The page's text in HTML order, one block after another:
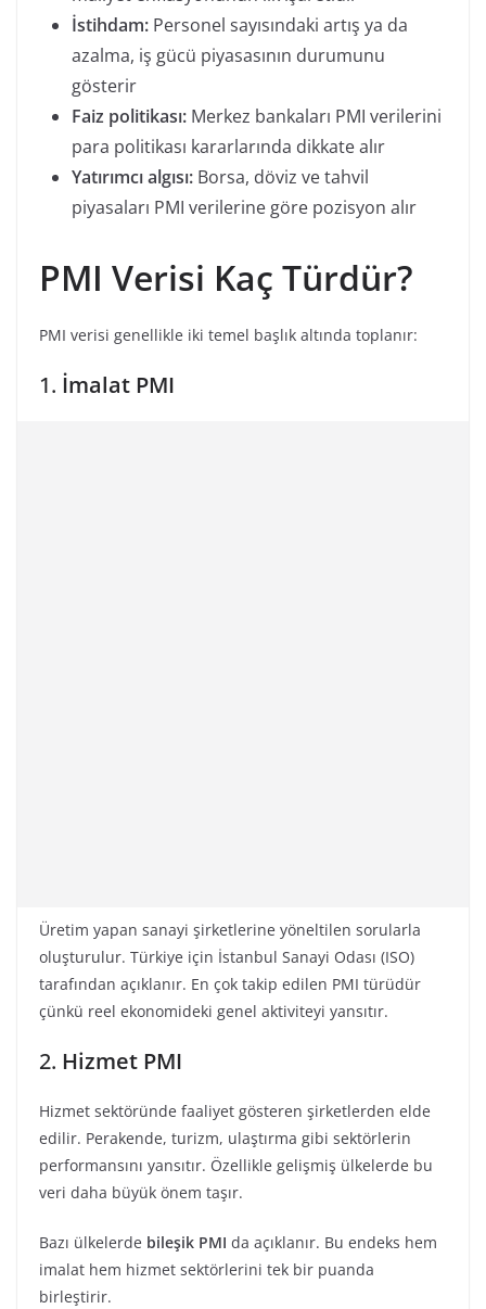
İstihdam: Personel sayısındaki artış ya da
azalma, iş gücü piyasasının durumunu
gösterir
Faiz politikası: Merkez bankaları PMI verilerini
para politikası kararlarında dikkate alır
Yatırımcı algısı: Borsa, döviz ve tahvil
piyasaları PMI verilerine göre pozisyon alır
PMI Verisi Kaç Türdür?
PMI verisi genellikle iki temel başlık altında toplanır:
1. İmalat PMI
Üretim yapan sanayi şirketlerine yöneltilen sorularla
oluşturulur. Türkiye için İstanbul Sanayi Odası (ISO)
tarafından açıklanır. En çok takip edilen PMI türüdür
çünkü reel ekonomideki genel aktiviteyi yansıtır.
2. Hizmet PMI
Hizmet sektöründe faaliyet gösteren şirketlerden elde
edilir. Perakende, turizm, ulaştırma gibi sektörlerin
performansını yansıtır. Özellikle gelişmiş ülkelerde bu
veri daha büyük önem taşır.
Bazı ülkelerde bileşik PMI da açıklanır. Bu endeks hem
imalat hem hizmet sektörlerini tek bir puanda
birleştirir.